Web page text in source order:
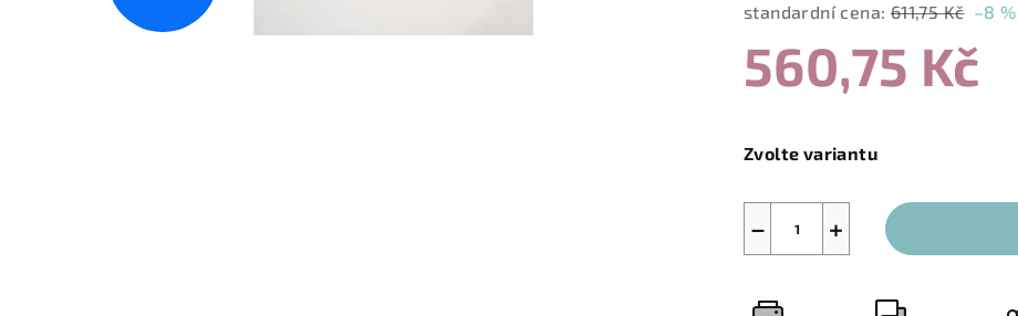
standardní cena: 611,75 Kč –8 %
560,75 Kč
cena:
Zvolte variantu
+
−